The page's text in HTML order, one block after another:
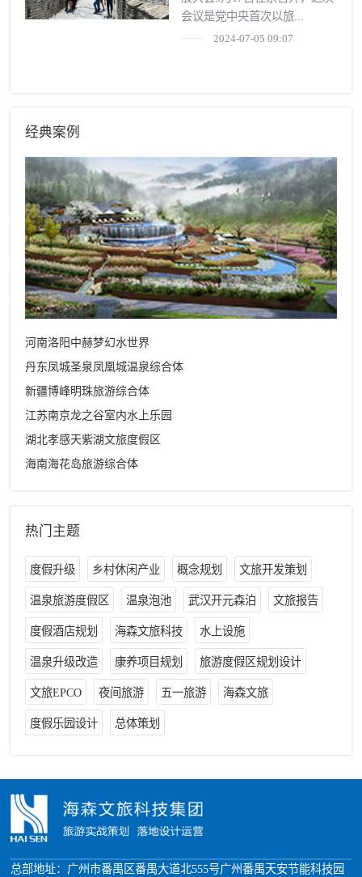
会议是党中央首次以旅...
2024-07-05 09:07
经典案例
河南洛阳中赫梦幻水世界
丹东凤城圣泉凤凰城温泉综合体
新疆博峰明珠旅游综合体
江苏南京龙之谷室内水上乐园
湖北孝感天紫湖文旅度假区
海南海花岛旅游综合体
热门主题
度假升级 乡村休闲产业 概念规划 文旅开发策划
温泉旅游度假区 温泉泡池 武汉开元森泊 文旅报告
度假酒店规划 海森文旅科技 水上设施
温泉升级改造 康养项目规划 旅游度假区规划设计
文旅EPCO 夜间旅游 五一旅游 海森文旅
度假乐园设计 总体策划
总部地址：广州市番禺区番禺大道北555号广州番禺天安节能科技园